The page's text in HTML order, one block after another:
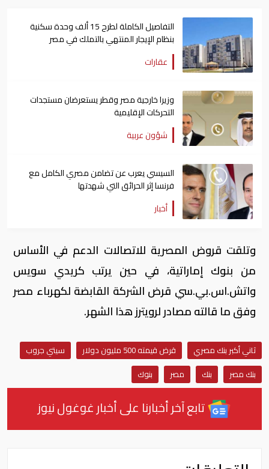
التفاصيل الكاملة لطرح 15 ألف وحدة سكنية
بنظام الإيجار المنتهي بالتملك في مصر
عقارات
وزيرا خارجية مصر وقطر يستعرضان مستجدات
التحركات الإقليمية
شؤون عربية
السيسي يعرب عن تضامن مصري الكامل مع
فرنسا إثر الحرائق التي شهدتها
أخبار
وتلقت قروض المصرية للاتصالات الدعم في الأساس
من بنوك إماراتية، في حين يرتب كريدي سويس
واتش.اس.بي.سي قرض الشركة القابضة لكهرباء مصر
وفق ما قالته مصادر لرويترز هذا الشهر.
ثاني أكبر بنك مصري قرض قيمته 500 مليون دولار
سيتي جروب
بنك مصر
بنك مصر بنوك
تابع آخر أخبارنا على أخبار غوغول نيوز